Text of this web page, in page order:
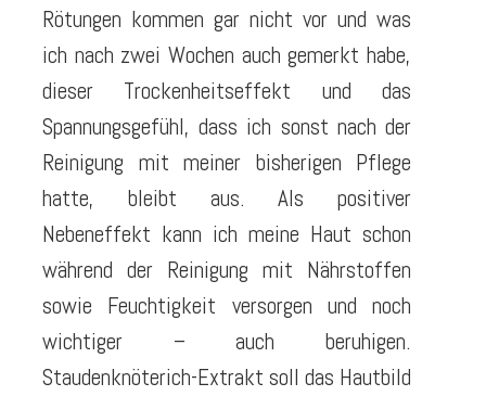
Rötungen kommen gar nicht vor und was
ich nach zwei Wochen auch gemerkt habe,
dieser Trockenheitseffekt und das
Spannungsgefühl, dass ich sonst nach der
Reinigung mit meiner bisherigen Pflege
hatte, bleibt aus. Als positiver
Nebeneffekt kann ich meine Haut schon
während der Reinigung mit Nährstoffen
sowie Feuchtigkeit versorgen und noch
wichtiger – auch beruhigen.
Staudenknöterich-Extrakt soll das Hautbild